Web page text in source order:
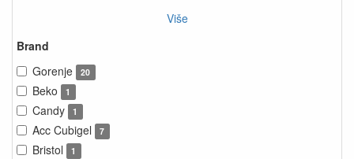
Više
Brand
Gorenje
20
Beko 1
Candy 1
Acc Cubigel 7
Bristol 1